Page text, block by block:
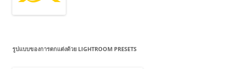
รูปแบบของการตกแต่งด้วย LIGHTROOM PRESETS